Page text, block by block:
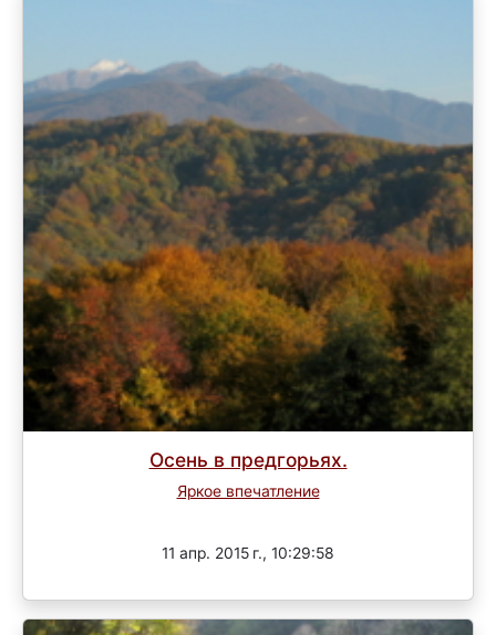
Осень в предгорьях.
Яркое впечатление
11 апр. 2015 г., 10:29:58